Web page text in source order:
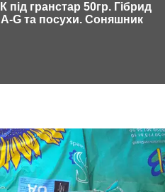
гранстар 50гр. Гібрид
G та посухи. Соняшник